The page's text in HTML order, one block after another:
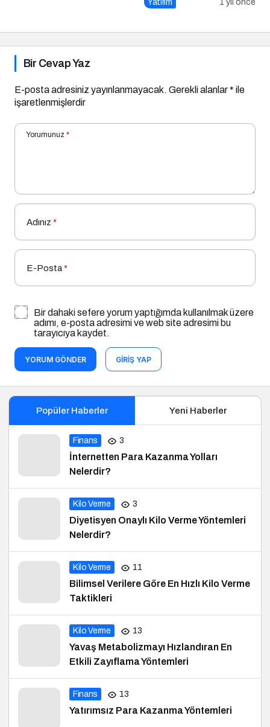
Yatırım 1 yıl önce
Bir Cevap Yaz
E-posta adresiniz yayınlanmayacak. Gerekli alanlar* ile
işaretlenmişlerdir
Yorumunuz *
Adınız *
E-Posta*
Bir dahaki sefere yorum yaptığımda kullanılmak üzere
adımı, e-posta adresimi ve web site adresimi bu
tarayıcıya kaydet.
YORUM GÖNDER GIRIŞ YAP
Popüler Haberler Yeni Haberler
Finans 3
İnternetten Para Kazanma Yolları
Nelerdir?
Kilo Verme 3
Diyetisyen Onaylı Kilo Verme Yöntemleri
Nelerdir?
Kilo Verme 11
Bilimsel Verilere Göre En Hızlı Kilo Verme
Taktikleri
Kilo Verme 13
Yavaş Metabolizmayı Hızlandıran En
Etkili Zayıflama Yöntemleri
Finans 13
Yatırımsız Para Kazanma Yöntemleri